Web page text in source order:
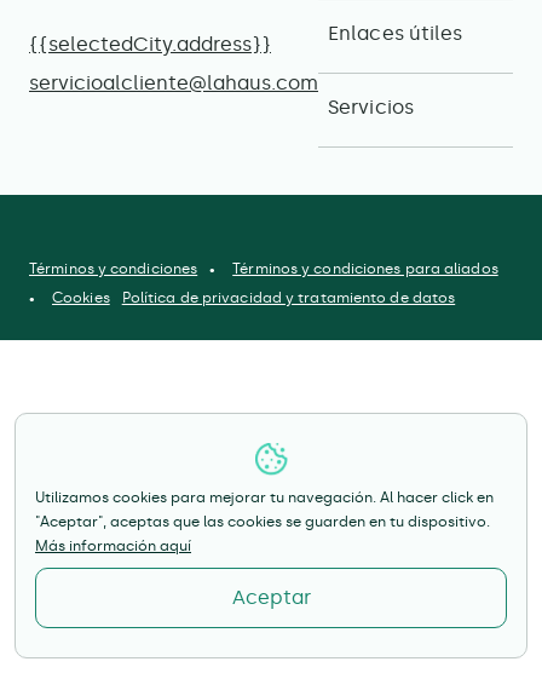
Utilizamos cookies para mejorar tu navegación. Al hacer click en
"Aceptar", aceptas que las cookies se guarden en tu dispositivo.
Más información aquí
Aceptar
{{selectedCity.address}}
servicioalcliente@lahaus.com
Enlaces útiles
Servicios
Términos y condiciones
Términos y condiciones para aliados
Cookies
Política de privacidad y tratamiento de datos